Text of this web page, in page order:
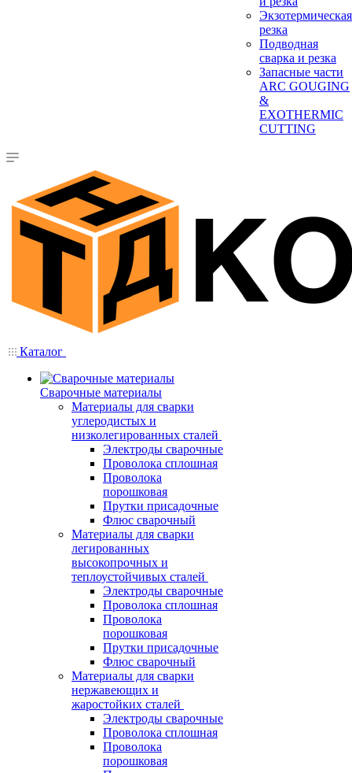
Экзотермическая
резка
Подводная
сварка и резка
Запасные части
ARC GOUGING
&
EXOTHERMIC
CUTTING
Каталог
Сварочные материалы
Материалы для сварки
углеродистых и
низколегированных сталей
Электроды сварочные
Проволока сплошная
Проволока
порошковая
Прутки присадочные
Флюс сварочный
Материалы для сварки
легированных
высокопрочных и
теплоустойчивых сталей
Электроды сварочные
Проволока сплошная
Проволока
порошковая
Прутки присадочные
Флюс сварочный
Материалы для сварки
нержавеющих и
жаростойких сталей
Электроды сварочные
Проволока сплошная
Проволока
порошковая